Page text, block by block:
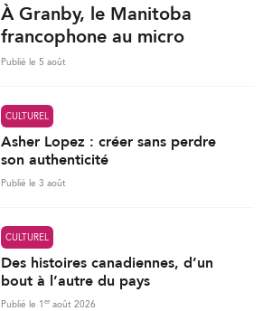
À Granby, le Manitoba
francophone au micro
Publié le 5 août
CULTUREL
Asher Lopez : créer sans perdre
son authenticité
Publié le 3 août
CULTUREL
Des histoires canadiennes, d’un
bout à l’autre du pays
Publié le 1 er août 2026